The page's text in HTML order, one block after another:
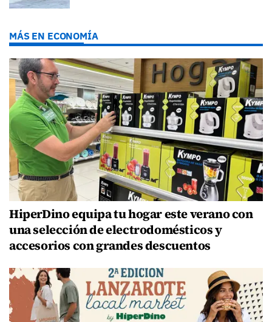
MÁS EN ECONOMÍA
HiperDino equipa tu hogar este verano con
una selección de electrodomésticos y
accesorios con grandes descuentos